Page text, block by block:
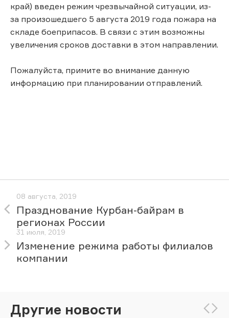
край) введен режим чрезвычайной ситуации, из-
за произошедшего 5 августа 2019 года пожара на
складе боеприпасов. В связи с этим возможны
увеличения сроков доставки в этом направлении.
Пожалуйста, примите во внимание данную
информацию при планировании отправлений.
08 августа, 2019
Празднование Курбан-байрам в
регионах России
31 июля, 2019
Изменение режима работы филиалов
компании
Другие новости